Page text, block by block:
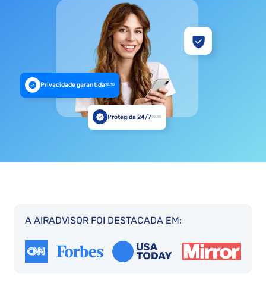
Privacidade garantida10:18
Protegida 24/710:18
A AIRADVISOR FOI DESTACADA EM: